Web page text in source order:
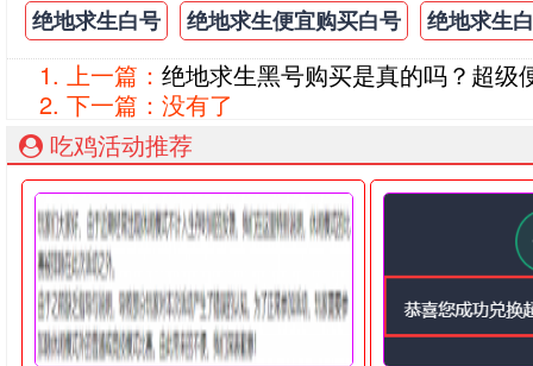
绝地求生白号 绝地求生便宜购买白号 绝地求生
上一篇： 绝地求生黑号购买是真的吗？超级
下一篇：没有了
吃鸡活动推荐